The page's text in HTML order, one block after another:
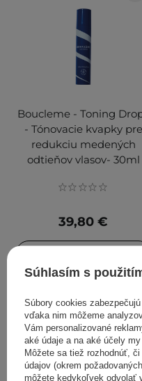
Boucleme - Toning
- Tónovacie kvapky pre
redukciu medených
odtieňov vlasov- 30ml
39,80 €
Súhlasím s
Súbory cookies
vďaka nim môžeme
Vám personalizované
aké údaje a na aké účely
Môžete sa tiež rozhodnúť,
údajov (okrem
môžete kedykoľvek odvolať